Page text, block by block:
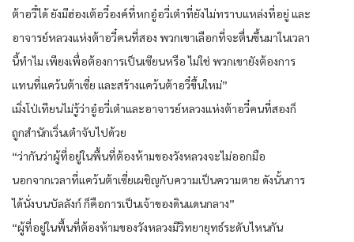
ต้าอวี๋ได้ ยังมีฮ่องเต้อวี๋องค์ที่หกอู๋อวี่เต๋าที่ยังไม่ทราบแหล่งที่อยู่ และ
อาจารย์หลวงแห่งต้าอวี๋คนที่สอง พวกเขาเลือกที่จะตื่นขึ้นมาในเวลา
นี้ทำไม เพียงเพื่อต้องการเป็นเซียนหรือ ไม่ใช่ พวกเขายังต้องการ
แทนที่แคว้นต้าเซี่ย และสร้างแคว้นต้าอวี๋ขึ้นใหม่”
เมิ่งโป่เทียนไม่รู้ว่าอู๋อวี่เต๋าและอาจารย์หลวงแห่งต้าอวี๋คนที่สองก็
ถูกสำนักเวิ่นเต๋าจับไปด้วย
“ว่ากันว่าผู้ที่อยู่ในพื้นที่ต้องห้ามของวังหลวงจะไม่ออกมือ
นอกจากเวลาที่แคว้นต้าเซี่ยเผชิญกับความเป็นความตาย ดังนั้นการ
ได้นั่งบนบัลลังก์ ก็คือการเป็นเจ้าของดินแดนกลาง”
“ผู้ที่อยู่ในพื้นที่ต้องห้ามของวังหลวงมีวิทยายุทธ์ระดับไหนกัน